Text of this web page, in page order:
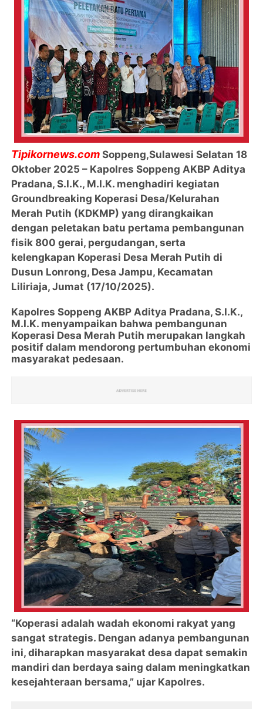
Tipikornews.comSoppeng,Sulawesi Selatan 18
Oktober 2025 – Kapolres Soppeng AKBP Aditya
Pradana, S.I.K., M.I.K. menghadiri kegiatan
Groundbreaking Koperasi Desa/Kelurahan
Merah Putih (KDKMP) yang dirangkaikan
dengan peletakan batu pertama pembangunan
fisik 800 gerai, pergudangan, serta
kelengkapan Koperasi Desa Merah Putih di
Dusun Lonrong, Desa Jampu, Kecamatan
Liliriaja, Jumat (17/10/2025).
Kapolres Soppeng AKBP Aditya Pradana, S.I.K.,
M.I.K. menyampaikan bahwa pembangunan
Koperasi Desa Merah Putih merupakan langkah
positif dalam mendorong pertumbuhan ekonomi
masyarakat pedesaan.
“Koperasi adalah wadah ekonomi rakyat yang
sangat strategis. Dengan adanya pembangunan
ini, diharapkan masyarakat desa dapat semakin
mandiri dan berdaya saing dalam meningkatkan
kesejahteraan bersama,” ujar Kapolres.